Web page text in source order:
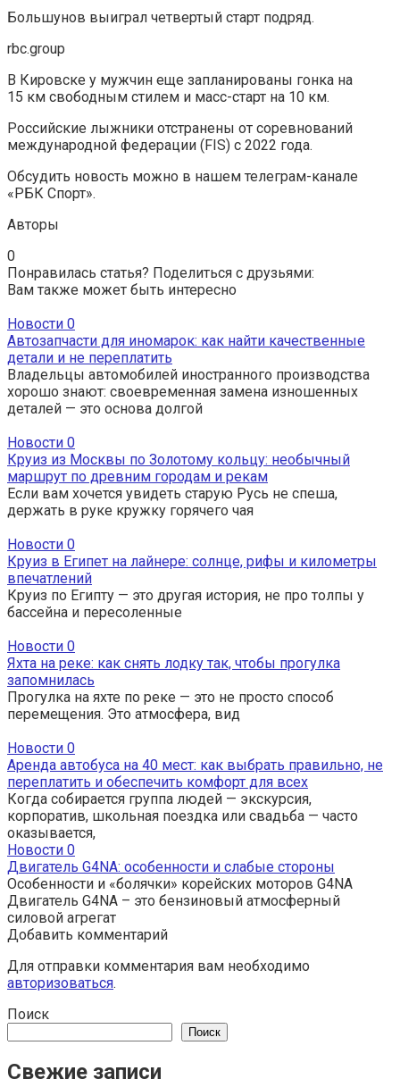
Большунов выиграл четвертый старт подряд.
rbc.group
В Кировске у мужчин еще запланированы гонка на
15 км свободным стилем и масс-старт на 10 км.
Российские лыжники отстранены от соревнований
международной федерации (FIS) с 2022 года.
Обсудить новость можно в нашем телеграм-канале
«РБК Спорт».
Авторы
0
Понравилась статья? Поделиться с друзьями:
Вам также может быть интересно
Новости 0
Автозапчасти для иномарок: как найти качественные
детали и не переплатить
Владельцы автомобилей иностранного производства
хорошо знают: своевременная замена изношенных
деталей — это основа долгой
Новости 0
Круиз из Москвы по Золотому кольцу: необычный
маршрут по древним городам и рекам
Если вам хочется увидеть старую Русь не спеша,
держать в руке кружку горячего чая
Новости 0
Круиз в Египет на лайнере: солнце, рифы и километры
впечатлений
Круиз по Египту — это другая история, не про толпы у
бассейна и пересоленные
Новости 0
Яхта на реке: как снять лодку так, чтобы прогулка
запомнилась
Прогулка на яхте по реке — это не просто способ
перемещения. Это атмосфера, вид
Новости 0
Аренда автобуса на 40 мест: как выбрать правильно, не
переплатить и обеспечить комфорт для всех
Когда собирается группа людей — экскурсия,
корпоратив, школьная поездка или свадьба — часто
оказывается,
Новости 0
Двигатель G4NA: особенности и слабые стороны
Особенности и «болячки» корейских моторов G4NA
Двигатель G4NA – это бензиновый атмосферный
силовой агрегат
Добавить комментарий
Для отправки комментария вам необходимо
авторизоваться.
Поиск
Поиск
Свежие записи